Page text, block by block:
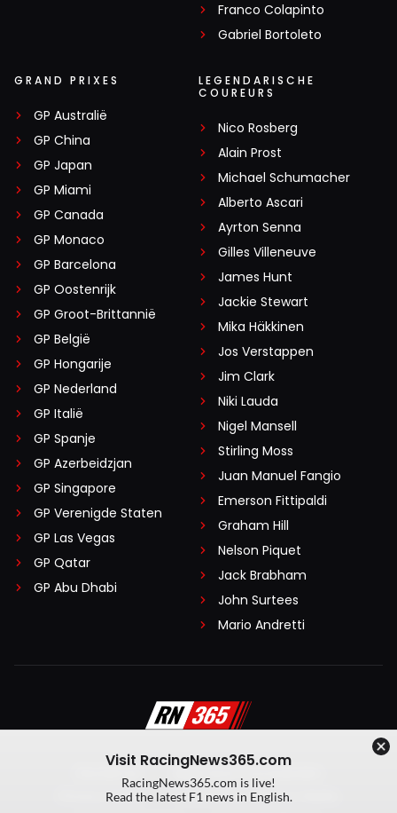
Franco Colapinto
Gabriel Bortoleto
GRAND PRIXES
GP Australië
GP China
GP Japan
GP Miami
GP Canada
GP Monaco
GP Barcelona
GP Oostenrijk
GP Groot-Brittannië
GP België
GP Hongarije
GP Nederland
GP Italië
GP Spanje
GP Azerbeidzjan
GP Singapore
GP Verenigde Staten
GP Las Vegas
GP Qatar
GP Abu Dhabi
LEGENDARISCHE
COUREURS
Nico Rosberg
Alain Prost
Michael Schumacher
Alberto Ascari
Ayrton Senna
Gilles Villeneuve
James Hunt
Jackie Stewart
Mika Häkkinen
Jos Verstappen
Jim Clark
Niki Lauda
Nigel Mansell
Stirling Moss
Juan Manuel Fangio
Emerson Fittipaldi
Graham Hill
Nelson Piquet
Jack Brabham
John Surtees
Mario Andretti
Algemene voorwaarden
Privacy Policy
Created by On Your Marks
Visit RacingNews365.com
RacingNews365.com is live!
Read the latest F1 news in English.